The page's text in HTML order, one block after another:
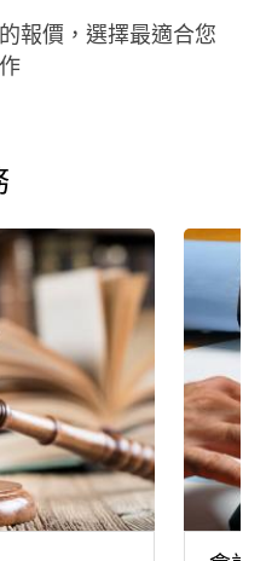
報價，選擇最適合您